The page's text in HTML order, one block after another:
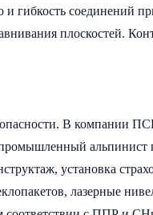
и гибкость
плоскостей.
В компании
альпинист
установка
лазерные